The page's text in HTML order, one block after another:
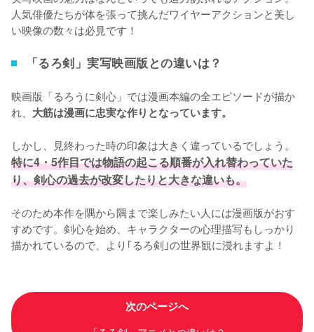
人気俳優たちが体を張って挑んだワイヤーアクションと美し
い映像の数々は必見です！
「るろ剣」実写映画版との違いは？
映画版「るろうに剣心」では漫画本編の全エピソードが描か
れ、 大筋は漫画に忠実な作りとなっています。
しかし、見終わった時の印象は大きく違っているでしょう。
特に4・5作目では物語の起こる順番が入れ替わっていた
り、剣心の過去が改変したりと大きな違いも。
そのため本作を隅から隅まで楽しみたい人には漫画版がおす
すめです。剣心を始め、キャラクターの心理描写もしっかり
描かれているので、より｢るろ剣｣の世界観に浸れますよ！
次のページへ